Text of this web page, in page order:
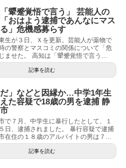
顰蹙覚悟で言う」 芸能人の
おはよう逮捕であんなにマス
」危機感募らす
生が３日、Ｘを更新。芸能人が薬物で
の警察とマスコミの関係について「危
ませた。 高知は「顰蹙覚悟で言う...
記事を読む
だ」などと因縁か…中学1年生
た容疑で18歳の男を逮捕 静
で７月、中学生に暴行したとして、１
日、逮捕されました。 暴行容疑で逮捕
在住の１８歳のアルバイトの男は７...
記事を読む